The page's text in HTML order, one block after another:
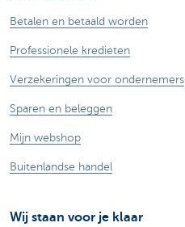
Betalen en betaald worden
Professionele kredieten
Verzekeringen voor ondernemers
Sparen en beleggen
Mijn webshop
Buitenlandse handel
Wij staan voor je klaar